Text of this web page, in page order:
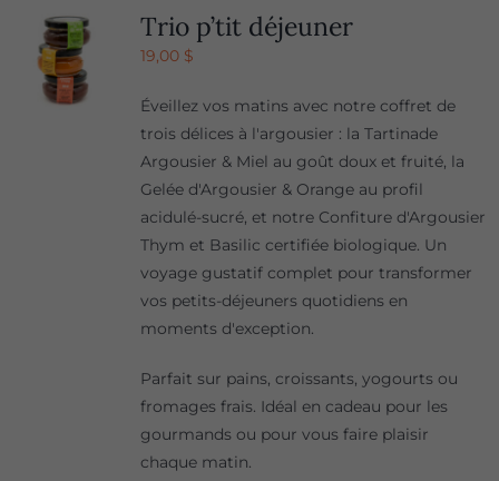
Trio p’tit déjeuner
19,00 $
Éveillez vos matins avec notre coffret de
trois délices à l'argousier : la Tartinade
Argousier & Miel au goût doux et fruité, la
Gelée d'Argousier & Orange au profil
acidulé-sucré, et notre Confiture d'Argousier
Thym et Basilic certifiée biologique. Un
voyage gustatif complet pour transformer
vos petits-déjeuners quotidiens en
moments d'exception.
Parfait sur pains, croissants, yogourts ou
fromages frais. Idéal en cadeau pour les
gourmands ou pour vous faire plaisir
chaque matin.